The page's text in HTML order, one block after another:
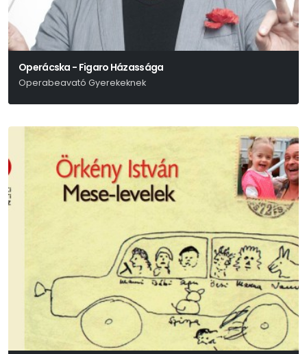
Operácska - Figaro Házassága
Operabeavató Gyerekeknek